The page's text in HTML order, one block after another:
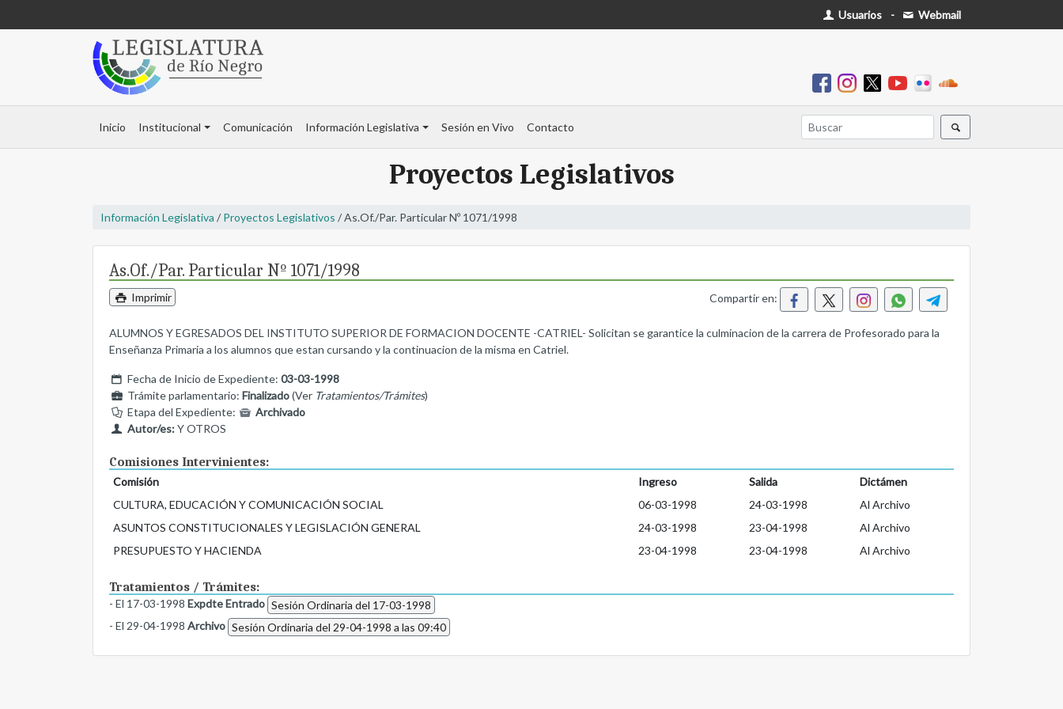
Usuarios - Webmail
Inicio Institucional Comunicación Información Legislativa Sesión en Vivo Contacto
Proyectos Legislativos
Información Legislativa / Proyectos Legislativos / As.Of./Par. Particular Nº 1071/1998
As.Of./Par. Particular Nº 1071/1998
Imprimir Compartir en:
ALUMNOS Y EGRESADOS DEL INSTITUTO SUPERIOR DE FORMACION DOCENTE -CATRIEL- Solicitan se garantice la culminacion de la carrera de Profesorado para la
Enseñanza Primaria a los alumnos que estan cursando y la continuacion de la misma en Catriel.
Fecha de Inicio de Expediente: 03-03-1998
Trámite parlamentario: Finalizado(Ver Tratamientos/Trámites)
Etapa del Expediente:
Archivado
Autor/es:Y OTROS
Comisiones Intervinientes:
Comisión Ingreso Salida
Dictámen
CULTURA, EDUCACIÓN Y COMUNICACIÓN SOCIAL
06-03-1998 24-03-1998
Al Archivo
ASUNTOS CONSTITUCIONALES Y LEGISLACIÓN GENERAL
24-03-1998 23-04-1998
Al Archivo
PRESUPUESTO Y HACIENDA
23-04-1998 23-04-1998 Al Archivo
Tratamientos / Trámites:
- El 17-03-1998 Expdte Entrado Sesión Ordinaria del 17-03-1998
- El 29-04-1998 Archivo Sesión Ordinaria del 29-04-1998 a las 09:40